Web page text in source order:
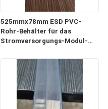
525mmx78mm ESD PVC-
Rohr-Behälter für das
Stromversorgungs-Modul-